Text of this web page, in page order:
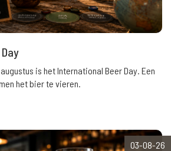
is het International Beer Day. Een
het bier te vieren.
03-08-26